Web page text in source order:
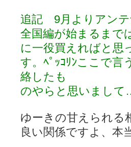
追記 9月よりアンテ
全国編が始まるまで
に一役買えればと思
す。ﾍﾟｯｺﾘﾝここで
絡したも
のやらと思いまして
ゆーきの甘えられる
良い関係ですよ、本